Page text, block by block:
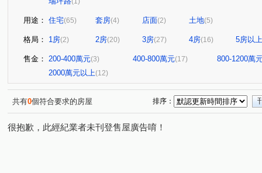
用途： 住宅(65) 套房(4) 店面(2) 土地(5)
格局： 1房(2) 2房(20) 3房(27) 4房(16) 5房以上
售金： 200-400萬元(3) 400-800萬元(17)
800-1200萬
2000萬元以上(12)
共有0個符合要求的房屋 排序：
很抱歉，此經紀業者未刊登售屋廣告唷！